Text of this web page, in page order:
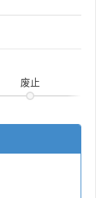
废止